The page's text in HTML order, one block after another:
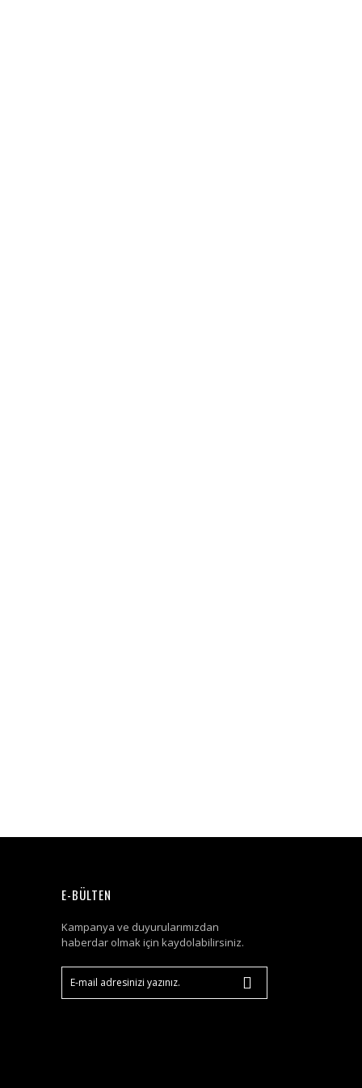
E-BÜLTEN
Kampanya ve duyurularımızdan
haberdar olmak için kaydolabilirsiniz.